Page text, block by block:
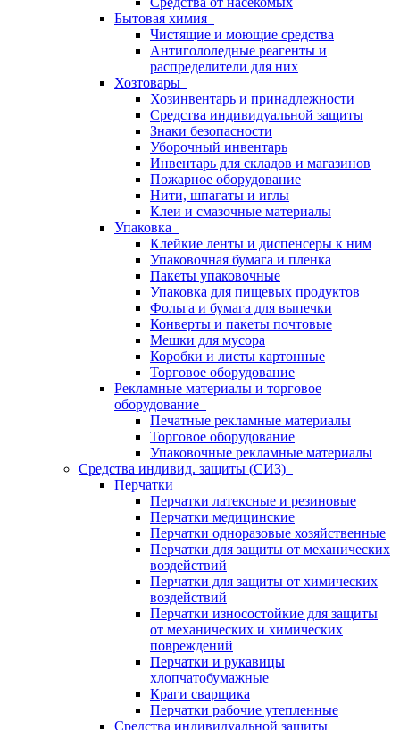
Бытовая химия
Чистящие и моющие средства
Антигололедные реагенты и
распределители для них
Хозтовары
Хозинвентарь и принадлежности
Средства индивидуальной защиты
Знаки безопасности
Уборочный инвентарь
Инвентарь для складов и магазинов
Пожарное оборудование
Нити, шпагаты и иглы
Клеи и смазочные материалы
Упаковка
Клейкие ленты и диспенсеры к ним
Упаковочная бумага и пленка
Пакеты упаковочные
Упаковка для пищевых продуктов
Фольга и бумага для выпечки
Конверты и пакеты почтовые
Мешки для мусора
Коробки и листы картонные
Торговое оборудование
Рекламные материалы и торговое
оборудование
Печатные рекламные материалы
Торговое оборудование
Упаковочные рекламные материалы
Средства индивид. защиты (СИЗ)
Перчатки
Перчатки латексные и резиновые
Перчатки медицинские
Перчатки одноразовые хозяйственные
Перчатки для защиты от механических
воздействий
Перчатки для защиты от химических
воздействий
Перчатки износостойкие для защиты
от механических и химических
повреждений
Перчатки и рукавицы
хлопчатобумажные
Краги сварщика
Перчатки рабочие утепленные
Средства индивидуальной защиты